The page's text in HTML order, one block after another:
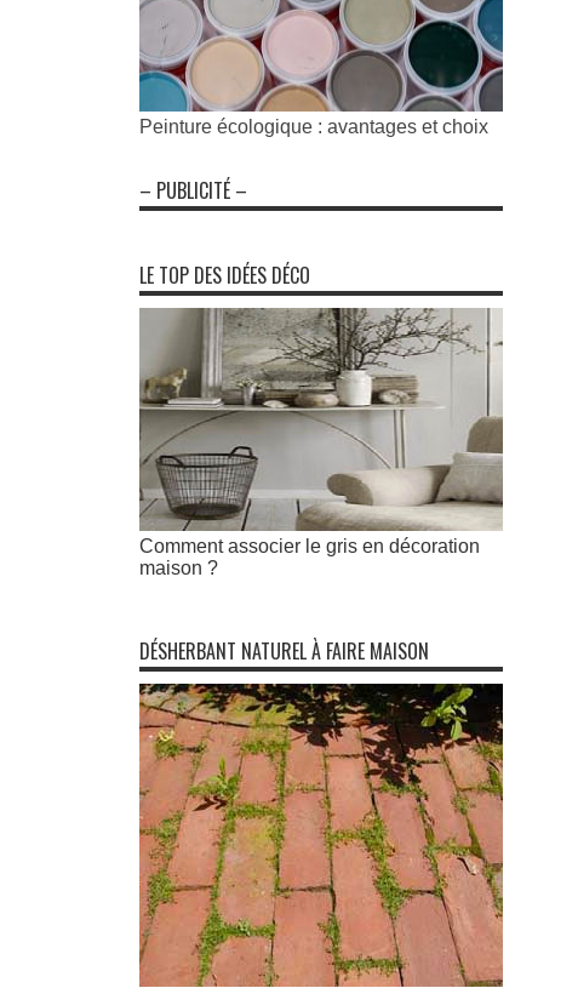
Peinture écologique : avantages et choix
– PUBLICITÉ –
LE TOP DES IDÉES DÉCO
Comment associer le gris en décoration
maison ?
DÉSHERBANT NATUREL À FAIRE MAISON